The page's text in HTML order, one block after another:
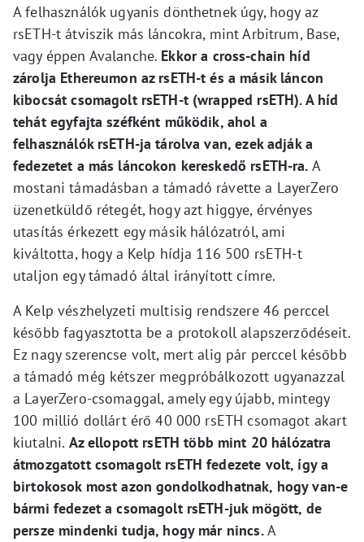
A felhasználók ugyanis dönthetnek úgy, hogy az
rsETH-t átviszik más láncokra, mint Arbitrum, Base,
vagy éppen Avalanche. Ekkor a cross-chain híd
zárolja Ethereumon az rsETH-t és a másik láncon
kibocsát csomagolt rsETH-t (wrapped rsETH). A híd
tehát egyfajta széfként működik, ahol a
felhasználók rsETH-ja tárolva van, ezek adják a
fedezetet a más láncokon kereskedő rsETH-ra. A
mostani támadásban a támadó rávette a LayerZero
üzenetküldő rétegét, hogy azt higgye, érvényes
utasítás érkezett egy másik hálózatról, ami
kiváltotta, hogy a Kelp hídja 116 500 rsETH-t
utaljon egy támadó által irányított címre.
A Kelp vészhelyzeti multisig rendszere 46 perccel
később fagyasztotta be a protokoll alapszerződéseit.
Ez nagy szerencse volt, mert alig pár perccel később
a támadó még kétszer megpróbálkozott ugyanazzal
a LayerZero-csomaggal, amely egy újabb, mintegy
100 millió dollárt érő 40 000 rsETH csomagot akart
kiutalni. Az ellopott rsETH több mint 20 hálózatra
átmozgatott csomagolt rsETH fedezete volt, így a
birtokosok most azon gondolkodhatnak, hogy van-e
bármi fedezet a csomagolt rsETH-juk mögött, de
persze mindenki tudja, hogy már nincs.A